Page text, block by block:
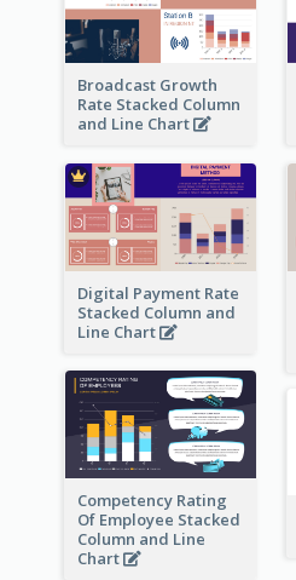
Broadcast Growth
Rate Stacked Column
and Line Chart
Digital Payment Rate
Stacked Column and
Line Chart
Competency Rating
Of Employee Stacked
Column and Line
Chart